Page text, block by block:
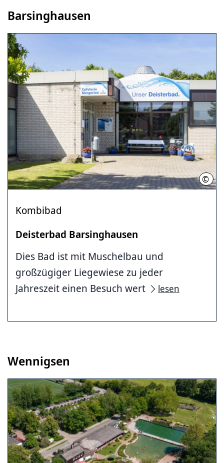
Barsinghausen
© I.
Kombibad
Deisterbad Barsinghausen
Dies Bad ist mit Muschelbau und
großzügiger Liegewiese zu jeder
Jahreszeit einen Besuch wert
lesen
Wennigsen